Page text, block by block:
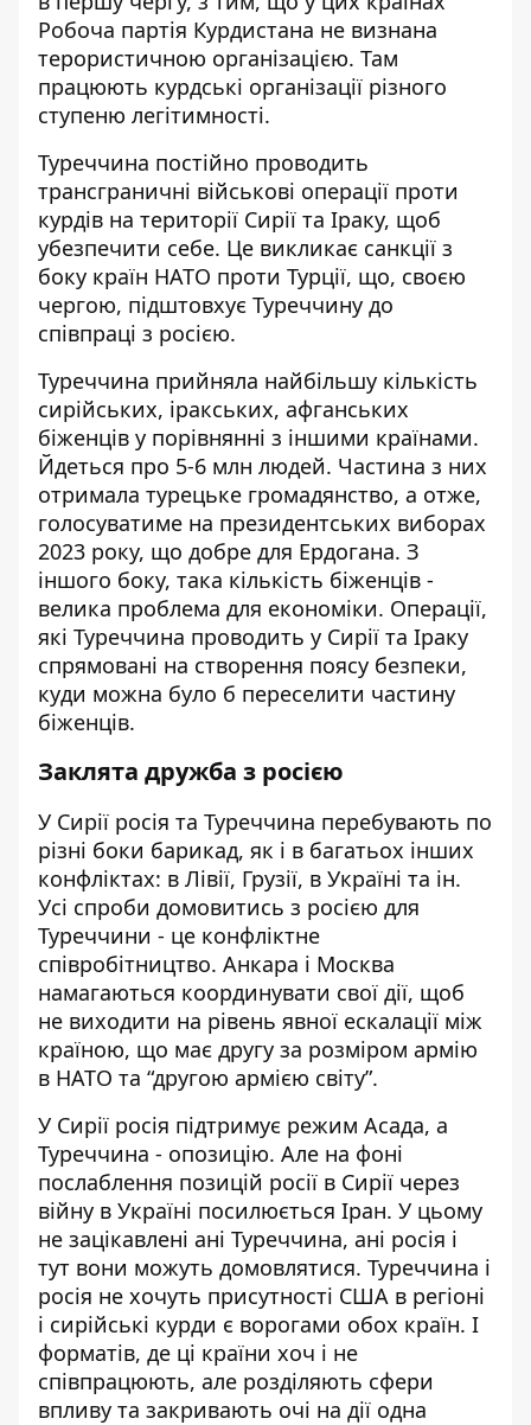
Робоча партія Курдистана не визнана
терористичною організацією. Там
працюють курдські організації різного
ступеню легітимності.
Туреччина постійно проводить
трансграничні військові операції проти
курдів на території Сирії та Іраку, щоб
убезпечити себе. Це викликає санкції з
боку країн НАТО проти Турції, що, своєю
чергою, підштовхує Туреччину до
співпраці з росією.
Туреччина прийняла найбільшу кількість
сирійських, іракських, афганських
біженців у порівнянні з іншими країнами.
Йдеться про 5-6 млн людей. Частина з них
отримала турецьке громадянство, а отже,
голосуватиме на президентських виборах
2023 року, що добре для Ердогана. З
іншого боку, така кількість біженців -
велика проблема для економіки. Операції,
які Туреччина проводить у Сирії та Іраку
спрямовані на створення поясу безпеки,
куди можна було б переселити частину
біженців.
Заклята дружба з росією
У Сирії росія та Туреччина перебувають по
різні боки барикад, як і в багатьох інших
конфліктах: в Лівії, Грузії, в Україні та ін.
Усі спроби домовитись з росією для
Туреччини - це конфліктне
співробітництво. Анкара і Москва
намагаються координувати свої дії, щоб
не виходити на рівень явної ескалації між
країною, що має другу за розміром армію
в НАТО та “другою армією світу”.
У Сирії росія підтримує режим Асада, а
Туреччина - опозицію. Але на фоні
послаблення позицій росії в Сирії через
війну в Україні посилюється Іран. У цьому
не зацікавлені ані Туреччина, ані росія і
тут вони можуть домовлятися. Туреччина і
росія не хочуть присутності США в регіоні
і сирійські курди є ворогами обох країн. І
форматів, де ці країни хоч і не
співпрацюють, але розділяють сфери
впливу та закривають очі на дії одна